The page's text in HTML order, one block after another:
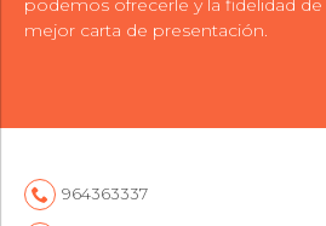
podemos ofrecerle y la fidelidad
mejor carta de presentación.
964363337